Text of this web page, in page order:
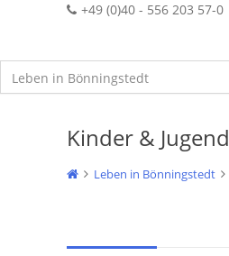
+49 (0)40 - 556 203 57-0
Kinder & Jugend
Leben in Bönningstedt